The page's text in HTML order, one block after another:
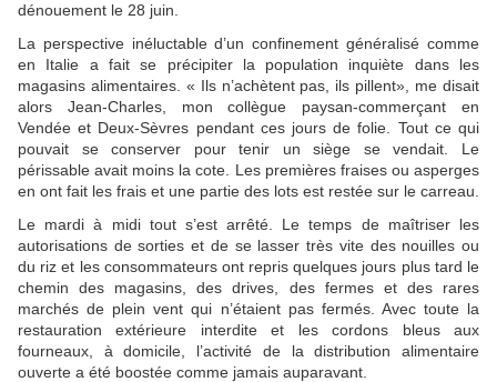
dénouement le 28 juin.
La perspective inéluctable d’un confinement généralisé comme
en Italie a fait se précipiter la population inquiète dans les
magasins alimentaires. « Ils n’achètent pas, ils pillent», me disait
alors Jean-Charles, mon collègue paysan-commerçant en
Vendée et Deux-Sèvres pendant ces jours de folie. Tout ce qui
pouvait se conserver pour tenir un siège se vendait. Le
périssable avait moins la cote. Les premières fraises ou asperges
en ont fait les frais et une partie des lots est restée sur le carreau.
Le mardi à midi tout s’est arrêté. Le temps de maîtriser les
autorisations de sorties et de se lasser très vite des nouilles ou
du riz et les consommateurs ont repris quelques jours plus tard le
chemin des magasins, des drives, des fermes et des rares
marchés de plein vent qui n’étaient pas fermés. Avec toute la
restauration extérieure interdite et les cordons bleus aux
fourneaux, à domicile, l’activité de la distribution alimentaire
ouverte a été boostée comme jamais auparavant.